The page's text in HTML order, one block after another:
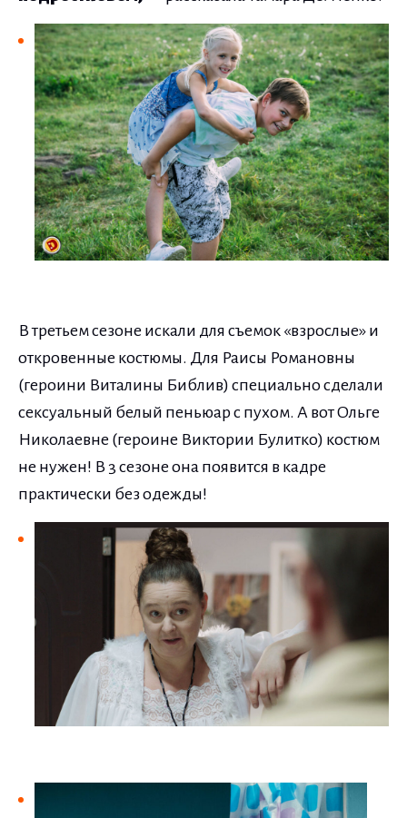
В третьем сезоне искали для съемок «взрослые» и
откровенные костюмы. Для Раисы Романовны
(героини Виталины Библив) специально сделали
сексуальный белый пеньюар с пухом. А вот Ольге
Николаевне (героине Виктории Булитко) костюм
не нужен! В 3 сезоне она появится в кадре
практически без одежды!